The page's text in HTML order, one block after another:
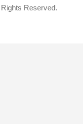
Reserved.